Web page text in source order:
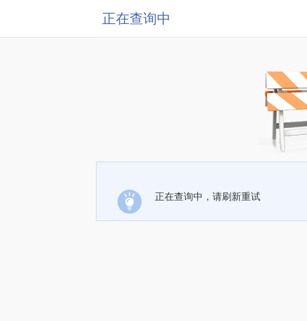
正在查询中
正在查询中，请刷新重试